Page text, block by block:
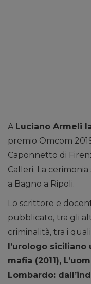
A Luciano Armeli
premio Omcom
Caponnetto di
Calleri. La
a Bagno a Ripoli.
Lo scrittore e
pubblicato, tra gli
criminalità, tra i quali
l’urologo
mafia (2011),
Lombardo: